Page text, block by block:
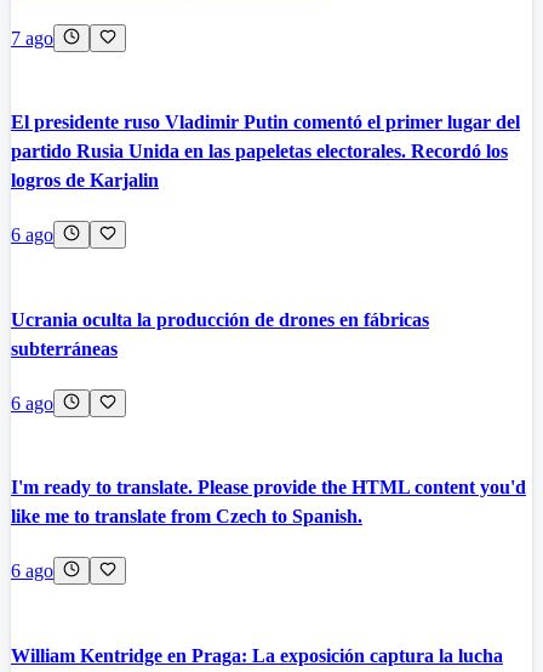
7 ago
El presidente ruso Vladimir Putin comentó el primer lugar del
partido Rusia Unida en las papeletas electorales. Recordó los
logros de Karjalin
6 ago
Ucrania oculta la producción de drones en fábricas
subterráneas
6 ago
I'm ready to translate. Please provide the HTML content you'd
like me to translate from Czech to Spanish.
6 ago
William Kentridge en Praga: La exposición captura la lucha